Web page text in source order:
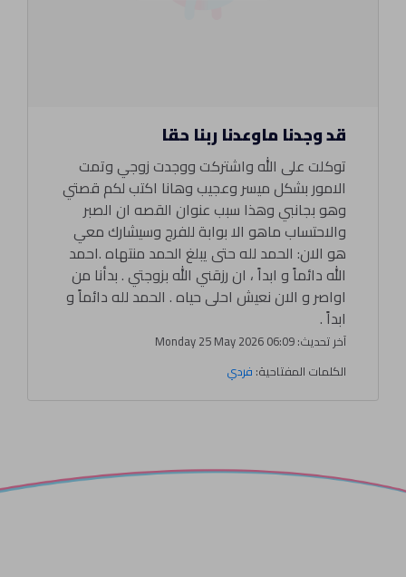
قد وجدنا ماوعدنا ربنا حقا
توكلت على الله واشتركت ووجدت زوجي وتمت
الامور بشكل ميسر وعجيب وهانا اكتب لكم قصتي
وهو بجانبي وهذا سبب عنوان القصه ان الصبر
والاحتساب ماهو الا بوابة للفرج وسيشارك معي
هو الان: الحمد لله حتى يبلغ الحمد منتهاه .احمد
الله دائماً و ابداً ، ان رزقني الله بزوجتي . بدأنا من
اواصر و الان نعيش احلى حياه . الحمد لله دائماً و
ابداً .
آخر تحديث: Monday 25 May 2026 06:09
الكلمات المفتاحية: فردي